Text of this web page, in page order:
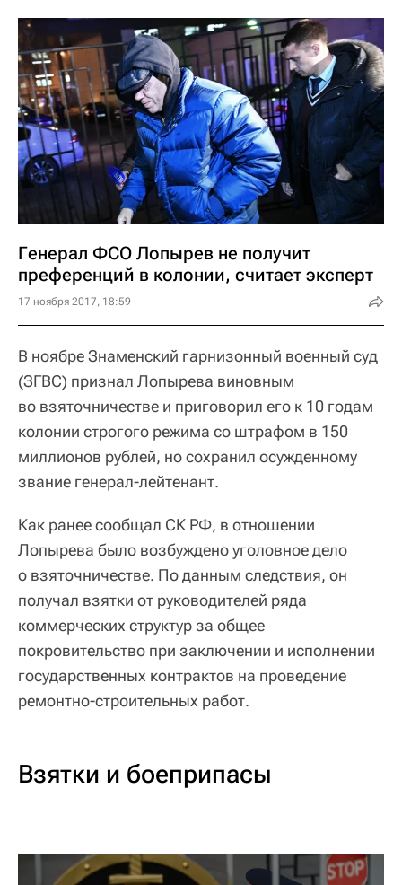
Генерал ФСО Лопырев не получит
преференций в колонии, считает эксперт
17 ноября 2017, 18:59
В ноябре Знаменский гарнизонный военный суд
(ЗГВС) признал Лопырева виновным
во взяточничестве и приговорил его к 10 годам
колонии строгого режима со штрафом в 150
миллионов рублей, но сохранил осужденному
звание генерал-лейтенант.
Как ранее сообщал СК РФ, в отношении
Лопырева было возбуждено уголовное дело
о взяточничестве. По данным следствия, он
получал взятки от руководителей ряда
коммерческих структур за общее
покровительство при заключении и исполнении
государственных контрактов на проведение
ремонтно-строительных работ.
Взятки и боеприпасы